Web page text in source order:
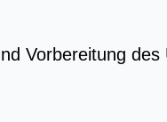
Vorbereitung des